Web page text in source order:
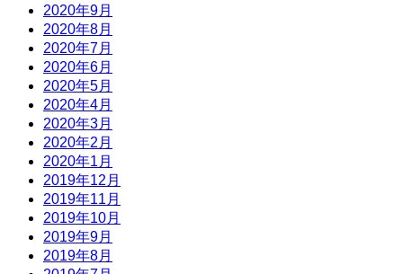
2020年9月
2020年8月
2020年7月
2020年6月
2020年5月
2020年4月
2020年3月
2020年2月
2020年1月
2019年12月
2019年11月
2019年10月
2019年9月
2019年8月